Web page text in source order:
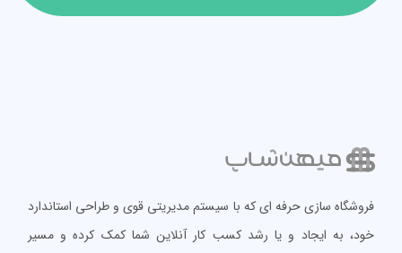
فروشگاه سازی حرفه ای که با سیستم مدیریتی قوی و طراحی استاندارد
خود، به ایجاد و یا رشد کسب کار آنلاین شما کمک کرده و مسیر